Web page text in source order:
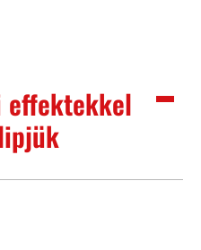
effektekkel